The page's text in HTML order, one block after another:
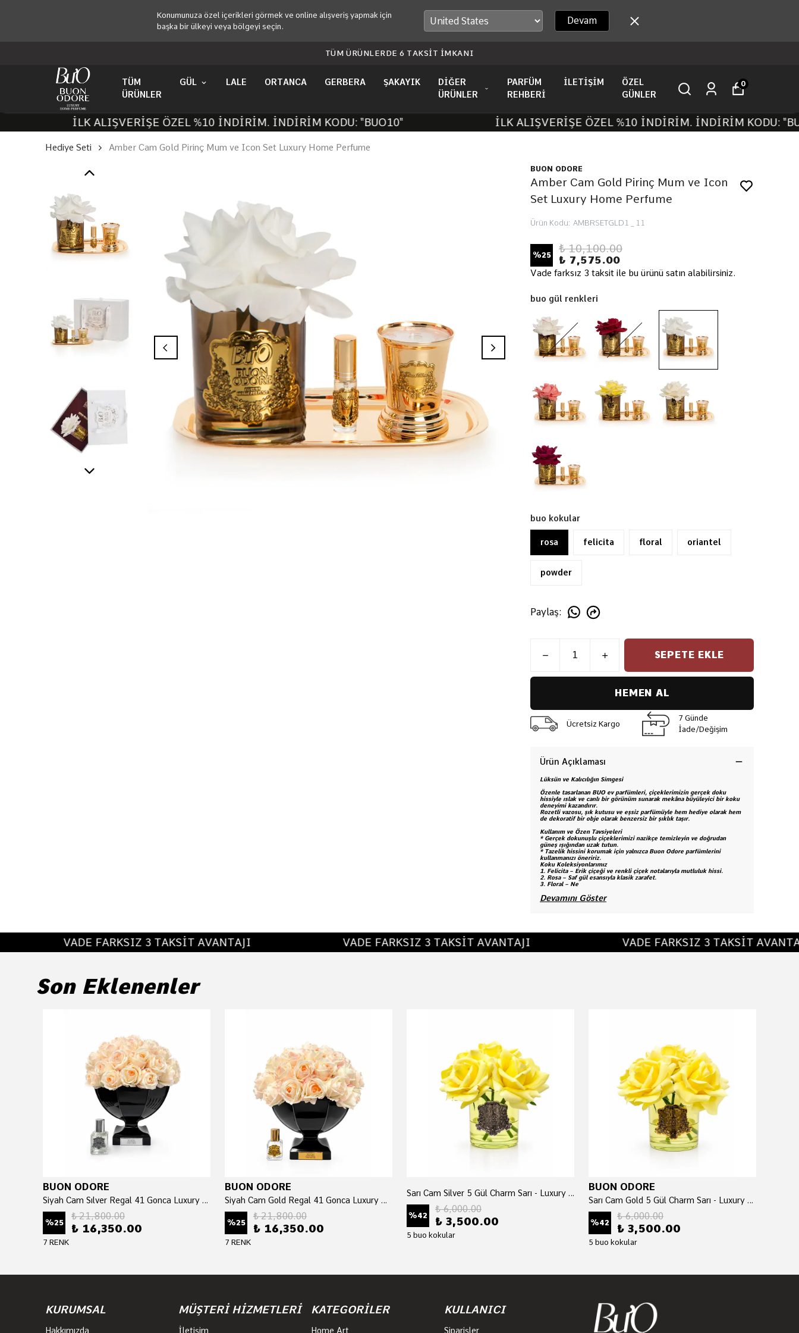
Konumunuza özel içerikleri görmek ve online alışveriş yapmak için
başka bir ülkeyi veya bölgeyi seçin.
Devam
TÜM ÜRÜNLERDE 6 TAKSİT İMKANI
TÜM
ÜRÜNLER
GÜL LALE ORTANCA GERBERA ŞAKAYIK
DİĞER
ÜRÜNLER
PARFÜM
REHBERİ
İLETİŞİM
ÖZEL
GÜNLER
0
İLK ALIŞVERİŞE ÖZEL %10 İNDİRİM. İNDİRİM KODU: "BUO10" İLK ALIŞVERİŞE ÖZEL %10 İNDİRİM. İNDİRİM KODU:
Hediye Seti Amber Cam Gold Pirinç Mum ve Icon Set Luxury Home Perfume
BUON ODORE
Amber Cam Gold Pirinç Mum ve Icon
Set Luxury Home Perfume
Ürün Kodu: AMBRSETGLD1 _ 11
%25 ₺ 10,100.00
₺ 7,575.00
Vade farksız 3 taksit ile bu ürünü satın alabilirsiniz.
buo gül renkleri
buo kokular
rosa felicita floral oriantel
powder
Paylaş:
SEPETE EKLE
HEMEN AL
Ücretsiz Kargo
7 Günde
İade/Değişim
Ürün Açıklaması
Lüksün ve Kalıcılığın Simgesi
Özenle tasarlanan BUO ev parfümleri, çiçeklerimizin gerçek doku
hissiyle ıslak ve canlı bir görünüm sunarak mekâna büyüleyici bir koku
deneyimi kazandırır.
Rozetli vazosu, şık kutusu ve eşsiz parfümüyle hem hediye olarak hem
de dekoratif bir obje olarak benzersiz bir şıklık taşır.
Kullanım ve Özen Tavsiyeleri
* Gerçek dokunuşlu çiçeklerimizi nazikçe temizleyin ve doğrudan
güneş ışığından uzak tutun.
* Tazelik hissini korumak için yalnızca Buon Odore parfümlerini
kullanmanızı öneririz.
Koku Koleksiyonlarımız
1. Felicita – Erik çiçeği ve renkli çiçek notalarıyla mutluluk hissi.
2. Rosa – Saf gül esansıyla klasik zarafet.
3. Floral – Ne
Devamını Göster
VADE FARKSIZ 3 TAKSİT AVANTAJI VADE FARKSIZ 3 TAKSİT AVANTAJI VADE FARKSIZ 3 TAKSİT AVANTAJI
Son Eklenenler
BUON ODORE
Siyah Cam Sılver Regal 41 Gonca Luxury Home Perfume
%25
₺ 21,800.00
₺ 16,350.00
7 RENK
BUON ODORE
Siyah Cam Gold Regal 41 Gonca Luxury Home Perfume
%25
₺ 21,800.00
₺ 16,350.00
7 RENK
Sarı Cam Silver 5 Gül Charm Sarı - Luxury Home Perfume
%42
₺ 6,000.00
₺ 3,500.00
5 buo kokular
BUON ODORE
Sarı Cam Gold 5 Gül Charm Sarı - Luxury Home Perfume
%42
₺ 6,000.00
₺ 3,500.00
5 buo kokular
KURUMSAL
Hakkımızda
MÜŞTERİ HİZMETLERİ
İletişim
KATEGORİLER
Home Art
KULLANICI
Siparişler